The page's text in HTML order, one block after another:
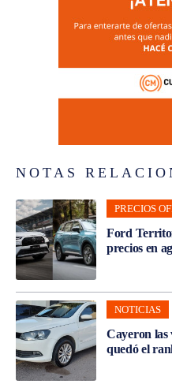
NOTAS
PRECIOS
Ford
precios en
NOTICIAS
Cayeron las
quedó el